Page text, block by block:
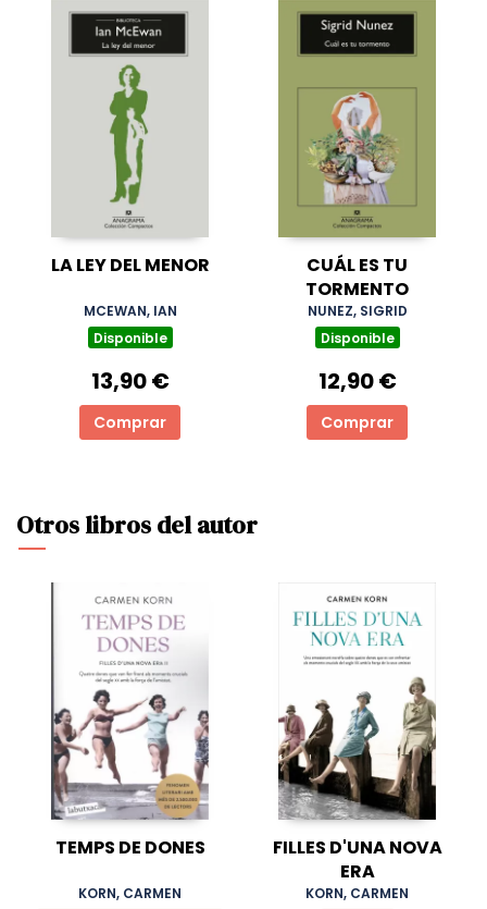
LA LEY DEL MENOR
MCEWAN, IAN
Disponible
13,90 €
Comprar
CUÁL ES TU
TORMENTO
NUNEZ, SIGRID
Disponible
12,90 €
Comprar
Otros libros del autor
TEMPS DE DONES
KORN, CARMEN
FILLES D'UNA NOVA
ERA
KORN, CARMEN